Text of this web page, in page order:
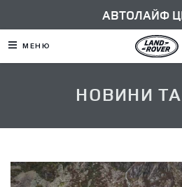
АВТОЛАЙФ
МЕНЮ
НОВИНИ ТА